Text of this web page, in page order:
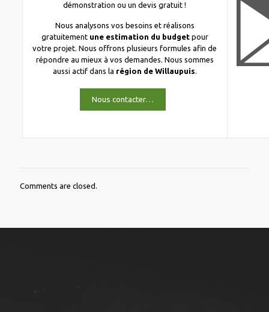
démonstration ou un devis gratuit !
Nous analysons vos besoins et réalisons
gratuitement une estimation du budgetpour
votre projet. Nous offrons plusieurs formules afin de
répondre au mieux à vos demandes. Nous sommes
aussi actif dans la région de Willaupuis.
Nous contacter…
Comments are closed.